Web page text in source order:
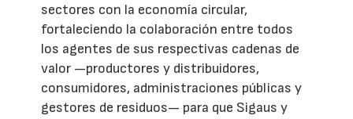
sectores con la economía circular,
fortaleciendo la colaboración entre todos
los agentes de sus respectivas cadenas de
valor —productores y distribuidores,
consumidores, administraciones públicas y
gestores de residuos— para que Sigaus y